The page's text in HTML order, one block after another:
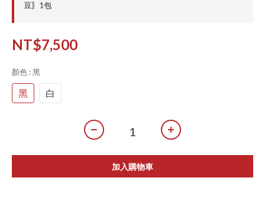
豆〗1包
NT$7,500
顏色 : 黑
黑 白
加入購物車